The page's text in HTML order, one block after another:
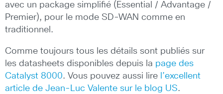
avec un package simplifié (Essential / Advantage /
Premier), pour le mode SD-WAN comme en
traditionnel.
Comme toujours tous les détails sont publiés sur
les datasheets disponibles depuis la page des
Catalyst 8000. Vous pouvez aussi lire l’excellent
article de Jean-Luc Valente sur le blog US.